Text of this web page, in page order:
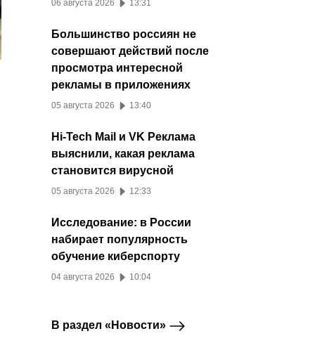
06 августа 2026 13:31
Большинство россиян не
совершают действий после
просмотра интересной
рекламы в приложениях
05 августа 2026 13:40
Hi-Tech Mail и VK Реклама
выяснили, какая реклама
становится вирусной
05 августа 2026 12:33
Исследование: в России
набирает популярность
обучение киберспорту
04 августа 2026 10:04
В раздел «Новости»